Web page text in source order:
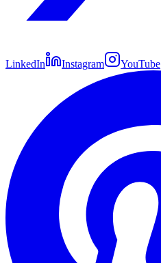
LinkedIn Instagram YouTube